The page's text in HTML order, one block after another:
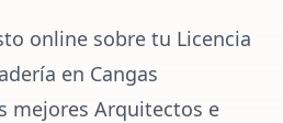
online sobre tu Licencia
en Cangas
mejores Arquitectos e